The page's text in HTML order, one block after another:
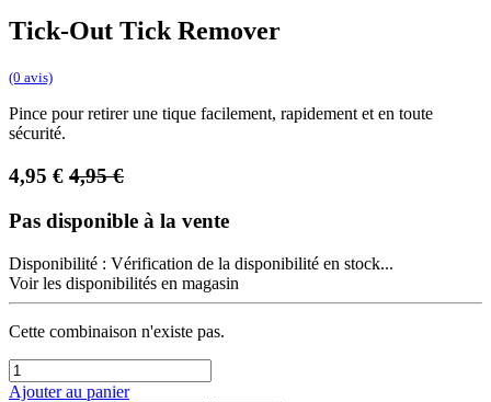
Tick-Out Tick Remover
(0 avis)
Pince pour retirer une tique facilement, rapidement et en toute
sécurité.
4,95 € 4,95€
Pas disponible à la vente
Disponibilité : Vérification de la disponibilité en stock...
Voir les disponibilités en magasin
Cette combinaison n'existe pas.
Ajouter au panier